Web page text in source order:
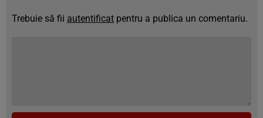
Trebuie să fii autentificat pentru a publica un comentariu.